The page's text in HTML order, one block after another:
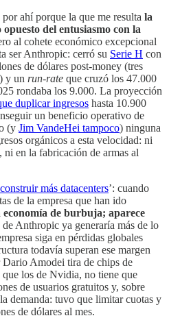
ahí porque la que me resulta la
del entusiasmo con la
al cohete económico excepcional
ser Anthropic: cerró su Serie H con
de dólares post-money (tres
y un run-rate que cruzó los 47.000
rondaba los 9.000. La proyección
duplicar ingresos hasta 10.900
un beneficio operativo de
(y Jim VandeHei tampoco) ninguna
orgánicos a esta velocidad: ni
en la fabricación de armas al
más datacenters’: cuando
de la empresa que han ido
economía de burbuja; aparece
de Anthropic ya generaría más de lo
siga en pérdidas globales
todavía superan ese margen
Amodei tira de chips de
los de Nvidia, no tiene que
de usuarios gratuitos y, sobre
demanda: tuvo que limitar cuotas y
de dólares al mes.